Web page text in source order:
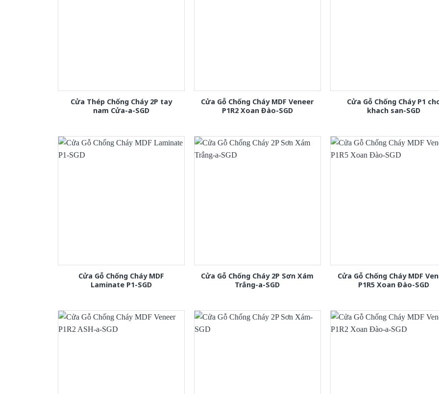
Cửa Thép Chống Cháy 2P tay
nam Cửa-a-SGD
Cửa Gỗ Chống Cháy MDF Veneer
P1R2 Xoan Đào-SGD
Cửa Gỗ Chống Cháy P1
khach san-SGD
Cửa Gỗ Chống Cháy MDF
Laminate P1-SGD
Cửa Gỗ Chống Cháy 2P Sơn Xám
Trắng-a-SGD
Cửa Gỗ Chống Cháy MDF
P1R5 Xoan Đào-SGD